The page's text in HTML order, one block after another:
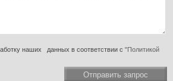
наших данных в соответствии с "Политикой
Отправить запрос